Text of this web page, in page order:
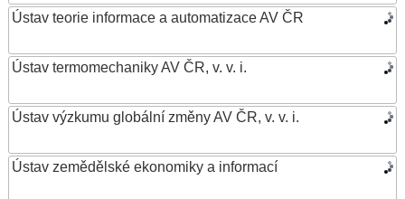
Ústav teorie informace a automatizace AV ČR
Ústav termomechaniky AV ČR, v. v. i.
Ústav výzkumu globální změny AV ČR, v. v. i.
Ústav zemědělské ekonomiky a informací